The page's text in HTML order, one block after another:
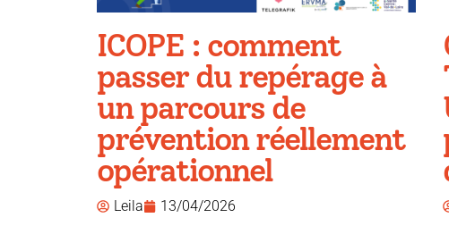
ICOPE : comment
passer du repérage à
un parcours de
prévention réellement
opérationnel
Leila 13/04/2026